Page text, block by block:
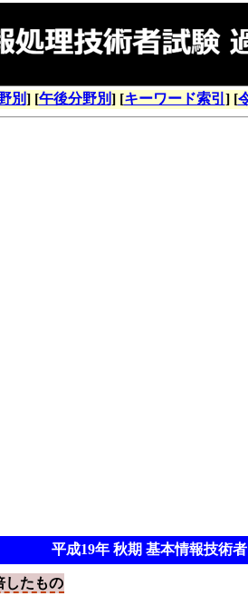
別] [午後分野別] [キーワード索引 ] [
平成19年 秋期 基本情報技術
したもの